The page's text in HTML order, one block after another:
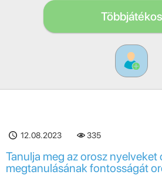
Többjátékos
12.08.2023 335
Tanulja meg az orosz
megtanulásának fontosságát